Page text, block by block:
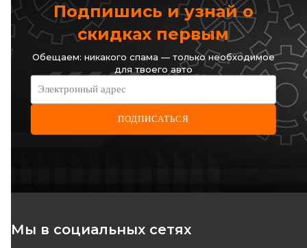
КУПИТЬ
Отправка завтра
ОТСУТСТВУЕТ
ожидаем поставку
вала 1.9D (6PK) Renault
вала Renault Kangoo + Nissan
Подпишись и узнай о
скидках первым
Обещаем: никакого спама — только необходимое
для твоего авто
Электронный адрес
ПОДПИСАТЬСЯ
Мы в социальных сетях